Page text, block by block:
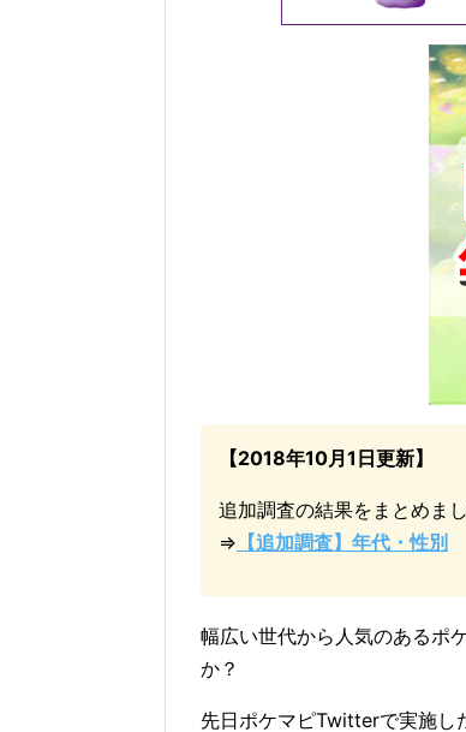
【2018年10月1日更新】
追加調査の結果をまとめまし
⇒ 【追加調査】年代・性別
幅広い世代から人気のあるポ
か？
先日ポケマピTwitterで実施し